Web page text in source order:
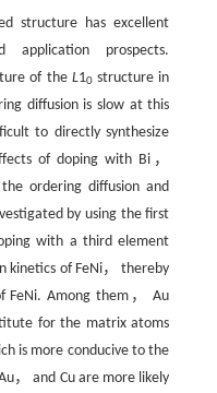
structure has excellent
application prospects.
of the L10structure in
diffusion is slow at this
to directly synthesize
of doping with Bi，
ordering diffusion and
by using the first
with a third element
kinetics of FeNi， thereby
FeNi. Among them， Au
for the matrix atoms
is more conducive to the
， and Cu are more likely